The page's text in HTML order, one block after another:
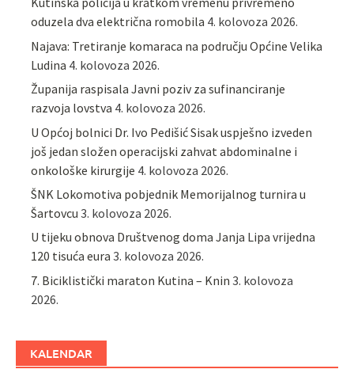
oduzela dva električna romobila 4. kolovoza 2026.
Najava: Tretiranje komaraca na području Općine Velika
Ludina 4. kolovoza 2026.
Županija raspisala Javni poziv za sufinanciranje
razvoja lovstva 4. kolovoza 2026.
U Općoj bolnici Dr. Ivo Pedišić Sisak uspješno izveden
još jedan složen operacijski zahvat abdominalne i
onkološke kirurgije 4. kolovoza 2026.
ŠNK Lokomotiva pobjednik Memorijalnog turnira u
Šartovcu 3. kolovoza 2026.
U tijeku obnova Društvenog doma Janja Lipa vrijedna
120 tisuća eura 3. kolovoza 2026.
7. Biciklistički maraton Kutina – Knin 3. kolovoza
2026.
KALENDAR